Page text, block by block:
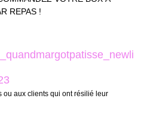
REPAS !
ou aux clients qui ont résilié leur